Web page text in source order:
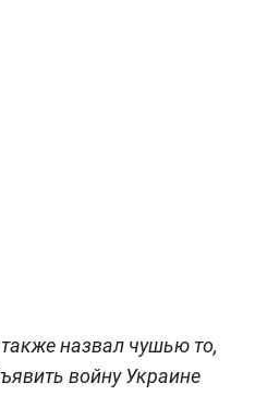
назвал чушью то,
войну Украине